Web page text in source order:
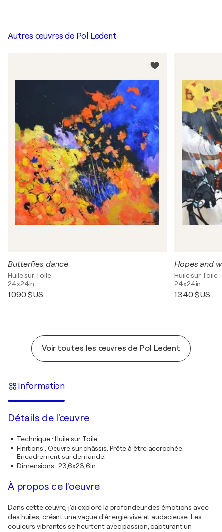
Autres œuvres de Pol Ledent
Butterfies dance
Huile sur Toile
24x24in
1 090 $US
Hopes and
Huile sur Toile
24x24in
1 340 $US
Voir toutes les œuvres de Pol Ledent
Information
Détails de l'œuvre
Technique: Huile sur Toile
Finitions : Oeuvre sur châssis. Prête à être accrochée.
Encadrement sur demande.
Dimensions : 23,6x23,6in
À propos de l'oeuvre
Dans cette œuvre, j'ai exploré la profondeur des émotions avec
des huiles, créant une vague d'énergie vive et audacieuse. Les
couleurs vibrantes se heurtent avec passion, capturant un